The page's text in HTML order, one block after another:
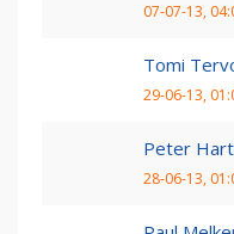
07-07-13,
Tomi
29-06-13,
Peter
28-06-13,